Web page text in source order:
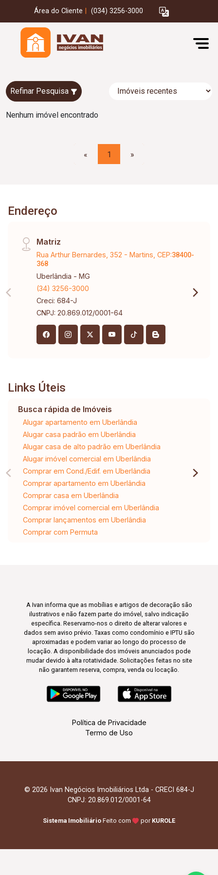
Área do Cliente (034) 3256-3000
Refinar Pesquisa
Nenhum imóvel encontrado
« 1 »
Endereço
Matriz
Rua Arthur Bernardes, 352 - Martins, CEP:38400-
368
Uberlândia - MG
(34) 3256-3000
Creci: 684-J
CNPJ: 20.869.012/0001-64
Links Úteis
Busca rápida de Imóveis
Alugar apartamento em Uberlândia
Alugar casa padrão em Uberlândia
Alugar casa de alto padrão em Uberlândia
Alugar imóvel comercial em Uberlândia
Comprar em Cond./Edif. em Uberlândia
Comprar apartamento em Uberlândia
Comprar casa em Uberlândia
Comprar imóvel comercial em Uberlândia
Comprar lançamentos em Uberlândia
Comprar com Permuta
A Ivan informa que as mobílias e artigos de decoração são
ilustrativos e não fazem parte do imóvel, salvo indicação
específica. Reservamo-nos o direito de alterar valores e
dados sem aviso prévio. Taxas como condomínio e IPTU são
aproximadas e podem variar ao longo do processo de
locação. A disponibilidade dos imóveis anunciados pode
mudar devido à alta rotatividade. Solicitações feitas no site
não garantem reserva, compra, venda ou locação.
Política de Privacidade
Termo de Uso
© 2026 Ivan Negócios Imobiliários Ltda - CRECI 684-J
CNPJ: 20.869.012/0001-64
Sistema Imobiliário Feito com por KUROLE